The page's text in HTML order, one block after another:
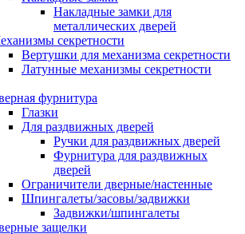
Накладные замки для
металлических дверей
секретности
Вертушки для механизма секретности
Латунные механизмы секретности
фурнитура
Глазки
Для раздвижных дверей
Ручки для раздвижных дверей
Фурнитура для раздвижных
дверей
Ограничители дверные/настенные
Шпингалеты/засовы/задвижки
Задвижки/шпингалеты
защелки